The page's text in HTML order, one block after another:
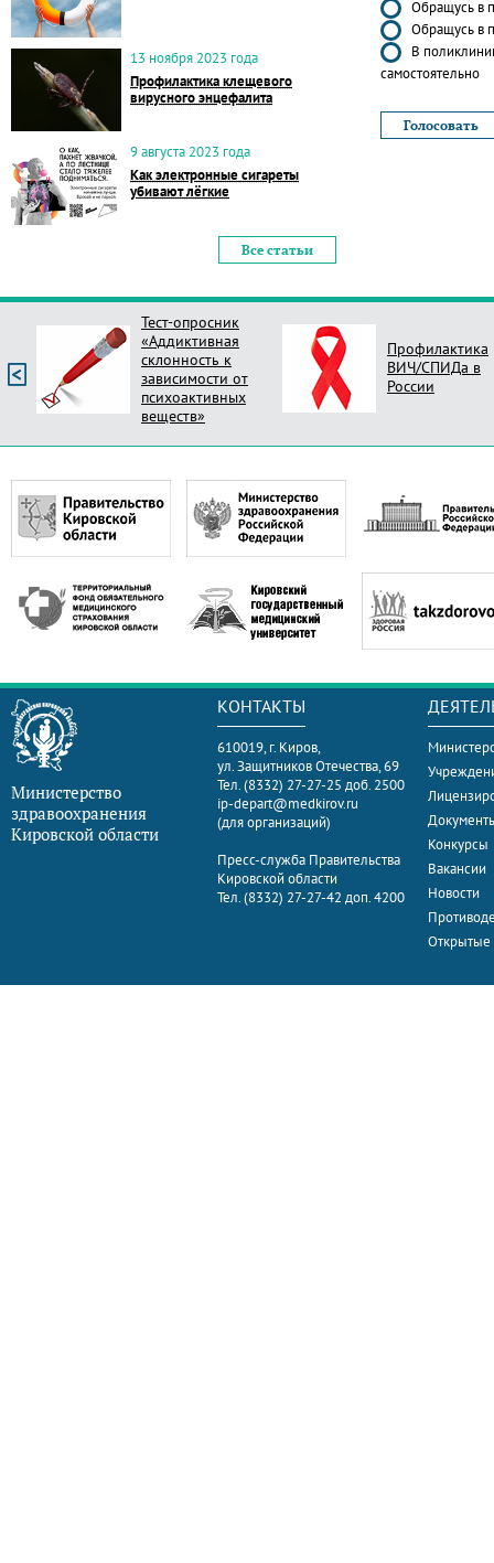
13 ноября 2023 года
Профилактика клещевого
вирусного энцефалита
9 августа 2023 года
Как электронные сигареты
убивают лёгкие
Все статьи
Обращусь в
Обращусь в
В
самостоятельно
Тест-опросник
«Аддиктивная
склонность к
зависимости от
психоактивных
веществ»
Профилактика
ВИЧ/СПИДа в
России
Министерство
здравоохранения
Кировской области
КОНТАКТЫ
610019, г. Киров,
ул. Защитников Отечества, 69
Тел. (8332) 27-27-25 доб. 2500
ip-depart@medkirov.ru
(для организаций)
Пресс-служба Правительства
Кировской области
Тел. (8332) 27-27-42 доп. 4200
Конкурсы
Вакансии
Новости